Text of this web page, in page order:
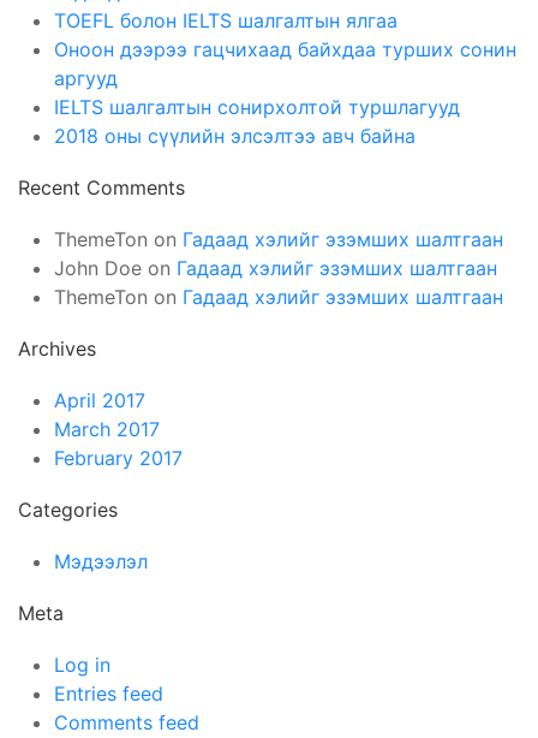
TOEFL болон IELTS шалгалтын ялгаа
Оноон дээрээ гацчихаад байхдаа турших сонин
аргууд
IELTS шалгалтын сонирхолтой туршлагууд
2018 оны сүүлийн элсэлтээ авч байна
Recent Comments
ThemeTon on Гадаад хэлийг эзэмших шалтгаан
John Doe on Гадаад хэлийг эзэмших шалтгаан
ThemeTon on Гадаад хэлийг эзэмших шалтгаан
Archives
April 2017
March 2017
February 2017
Categories
Мэдээлэл
Meta
Log in
Entries feed
Comments feed